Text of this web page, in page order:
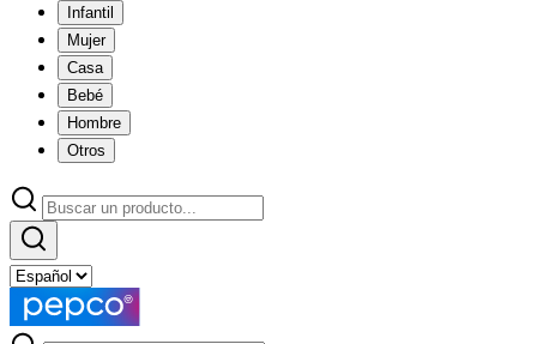
Infantil
Mujer
Casa
Bebé
Hombre
Otros